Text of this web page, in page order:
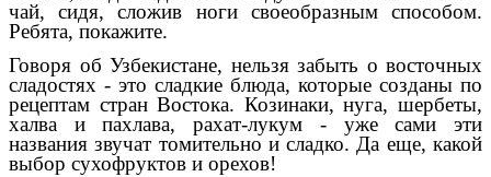
чай, сидя, сложив ноги своеобразным способом.
Ребята, покажите.
Говоря об Узбекистане, нельзя забыть о восточных
сладостях - это сладкие блюда, которые созданы по
рецептам стран Востока. Козинаки, нуга, шербеты,
халва и пахлава, рахат-лукум - уже сами эти
названия звучат томительно и сладко. Да еще, какой
выбор сухофруктов и орехов!